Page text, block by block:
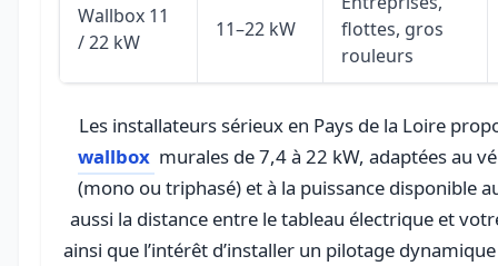
Wallbox 11
/ 22 kW
11–22 kW
flottes, gros
rouleurs
wallbox murales de 7,4 à 22 kW, adaptées au
(mono ou triphasé) et à la puissance disponible
aussi la distance entre le tableau électrique et
ainsi que l’intérêt d’installer un pilotage